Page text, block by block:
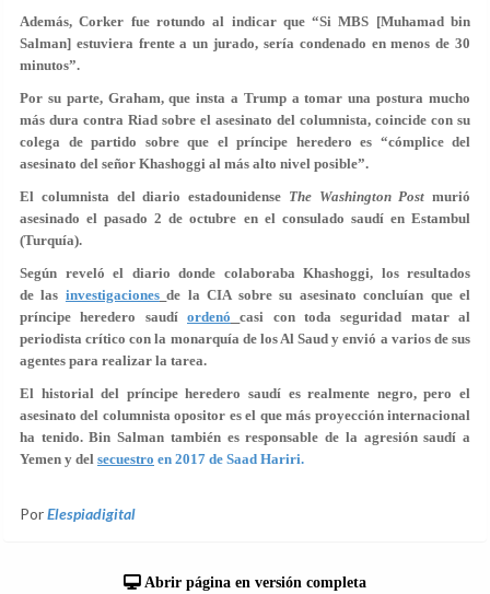
Además, Corker fue rotundo al indicar que “Si MBS [Muhamad bin
Salman] estuviera frente a un jurado, sería condenado en menos de 30
minutos”.
Por su parte, Graham, que insta a Trump a tomar una postura mucho
más dura contra Riad sobre el asesinato del columnista, coincide con su
colega de partido sobre que el príncipe heredero es “cómplice del
asesinato del señor Khashoggi al más alto nivel posible”.
El columnista del diario estadounidense The Washington Post murió
asesinado el pasado 2 de octubre en el consulado saudí en Estambul
(Turquía).
Según reveló el diario donde colaboraba Khashoggi, los resultados
de las investigaciones de la CIA sobre su asesinato concluían que el
príncipe heredero saudí ordenó
casi con toda seguridad matar al
periodista crítico con la monarquía de los Al Saud y envió a varios de sus
agentes para realizar la tarea.
El historial del príncipe heredero saudí es realmente negro, pero el
asesinato del columnista opositor es el que más proyección internacional
ha tenido. Bin Salman también es responsable de la agresión saudí a
Yemen y del secuestro en 2017 de Saad Hariri.
PorElespiadigital
Abrir página en versión completa